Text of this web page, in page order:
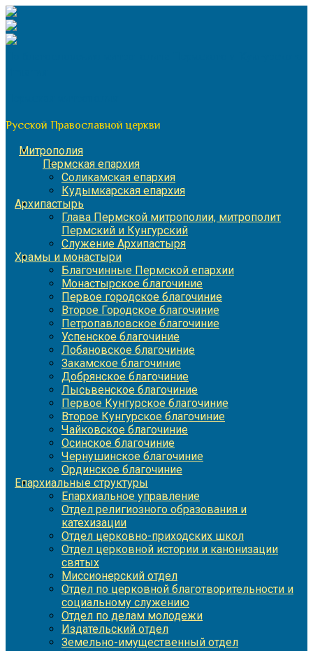
Перейти
к
содержимому
Русской Православной церкви
Митрополия
Пермская епархия
Соликамская епархия
Кудымкарская епархия
Архипастырь
Глава Пермской митрополии, митрополит
Пермский и Кунгурский
Служение Архипастыря
Храмы и монастыри
Благочинные Пермской епархии
Монастырское благочиние
Первое городское благочиние
Второе Городское благочиние
Петропавловское благочиние
Успенское благочиние
Лобановское благочиние
Закамское благочиние
Добрянское благочиние
Лысьвенское благочиние
Первое Кунгурское благочиние
Второе Кунгурское благочиние
Чайковское благочиние
Осинское благочиние
Чернушинское благочиние
Ординское благочиние
Епархиальные структуры
Епархиальное управление
Отдел религиозного образования и
катехизации
Отдел церковно-приходских школ
Отдел церковной истории и канонизации
святых
Миссионерский отдел
Отдел по церковной благотворительности и
социальному служению
Отдел по делам молодежи
Издательский отдел
Земельно-имущественный отдел